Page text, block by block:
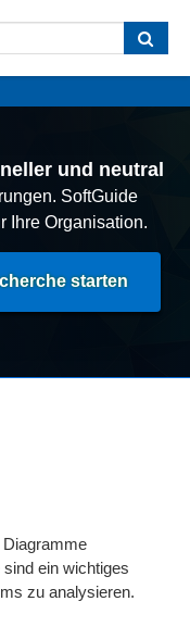
und neutral
SoftGuide
Ihre Organisation.
starten
ein wichtiges
zu analysieren.